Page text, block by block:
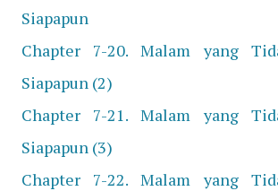
Siapapun
Chapter 7-20. Malam yang
Siapapun (2)
Chapter 7-21. Malam yang
Siapapun (3)
Chapter 7-22. Malam yang